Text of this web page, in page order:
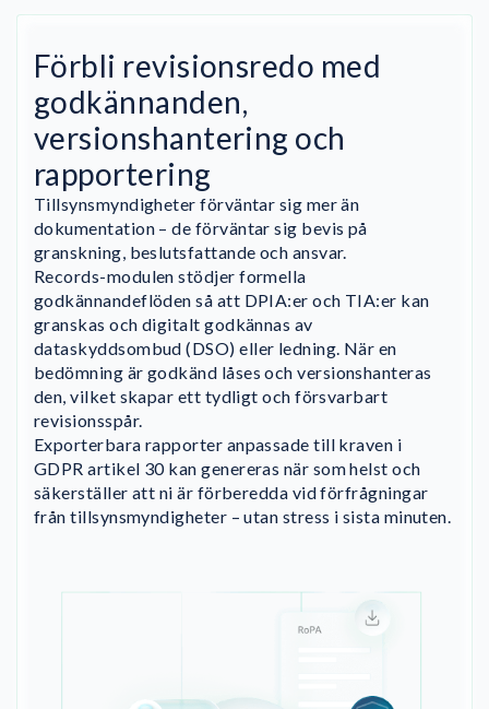
Förbli revisionsredo med
godkännanden,
versionshantering och
rapportering
Tillsynsmyndigheter förväntar sig mer än
dokumentation – de förväntar sig bevis på
granskning, beslutsfattande och ansvar.
Records-modulen stödjer formella
godkännandeflöden så att DPIA:er och TIA:er kan
granskas och digitalt godkännas av
dataskyddsombud (DSO) eller ledning. När en
bedömning är godkänd låses och versionshanteras
den, vilket skapar ett tydligt och försvarbart
revisionsspår.
Exporterbara rapporter anpassade till kraven i
GDPR artikel 30 kan genereras när som helst och
säkerställer att ni är förberedda vid förfrågningar
från tillsynsmyndigheter – utan stress i sista minuten.